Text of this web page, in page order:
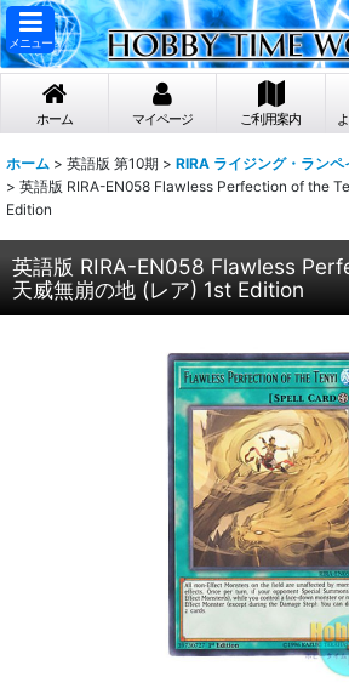
メニュー
ホーム マイページ ご利用案内
ホーム > 英語版 第10期 > RIRA ライジング・ランペ
> 英語版 RIRA-EN058 Flawless Perfection of the
Edition
英語版 RIRA-EN058 Flawless
天威無崩の地 (レア) 1st Edition